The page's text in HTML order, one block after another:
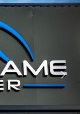
>